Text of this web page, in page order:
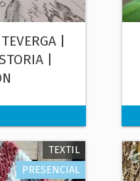
|
|
TEXTIL
PRESENCIAL